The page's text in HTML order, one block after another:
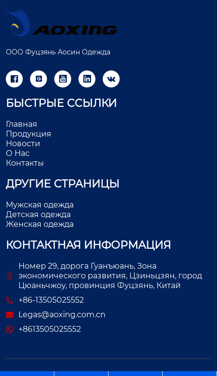
ООО Фуцзянь Аосин Одежда
    
БЫСТРЫЕ ССЫЛКИ
Главная
Продукция
Новости
О Нас
Контакты
ДРУГИЕ СТРАНИЦЫ
Мужская одежда
Детская одежда
Женская одежда
КОНТАКТНАЯ ИНФОРМАЦИЯ
Номер 29, дорога Гуанъюань, Зона
экономического развития, Цзиньцзян, город
Цюаньчжоу, провинция Фуцзянь, Китай
+86-13505025552
Legas@aoxing.com.cn
+8613505025552